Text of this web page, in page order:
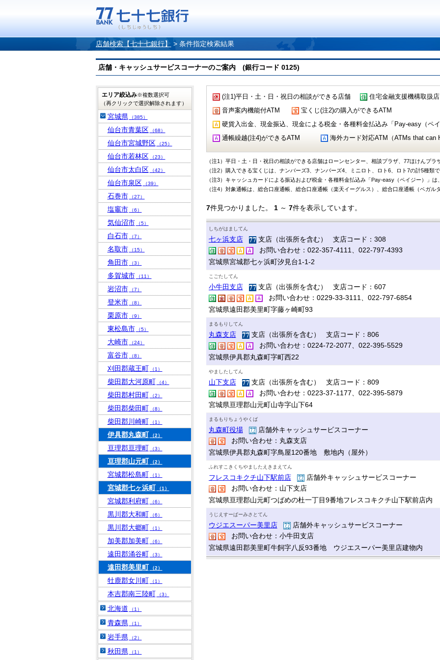
店舗検索【七十七銀行】 > 条件指定検索結果
店舗・キャッシュサービスコーナーのご案内 (銀行コード 0125)
(注1)平日・土・日・祝日の相談ができる店舗 住宅金融支援機構取扱店
音声案内機能付ATM
宝くじ(注2)の購入ができるATM
硬貨入出金、現金振込、現金による税金・各種料金払込み「Pay-easy（ペ
通帳繰越(注4)ができるATM
海外カード対応ATM（ATMs that can
（注1）平日・土・日・祝日の相談ができる店舗はローンセンター、相談プラザ、77ほけんプラ
（注2）購入できる宝くじは、ナンバーズ3、ナンバーズ4、ミニロト、ロト6、ロト7の計5種類で
（注3）キャッシュカードによる振込および税金・各種料金払込み「Pay-easy（ペイジー）」は
（注4）対象通帳は、総合口座通帳、総合口座通帳（楽天イーグルス）、総合口座通帳（ベガル
7件見つかりました。 1～ 7件を表示しています。
しちがはましてん
七ヶ浜支店
支店（出張所を含む） 支店コード：308
お問い合わせ：022-357-4111、022-797-4393
宮城県宮城郡七ヶ浜町汐見台1-1-2
こごたしてん
小牛田支店
支店（出張所を含む） 支店コード：607
お問い合わせ：0229-33-3111、022-797-6854
宮城県遠田郡美里町字藤ヶ崎町93
まるもりしてん
丸森支店
支店（出張所を含む） 支店コード：806
お問い合わせ：0224-72-2077、022-395-5529
宮城県伊具郡丸森町字町西22
やましたしてん
山下支店
支店（出張所を含む） 支店コード：809
お問い合わせ：0223-37-1177、022-395-5879
宮城県亘理郡山元町山寺字山下64
まるもりちょうやくば
丸森町役場
店舗外キャッシュサービスコーナー
お問い合わせ：丸森支店
宮城県伊具郡丸森町字鳥屋120番地 敷地内（屋外）
ふれすこきくちやましたえきまえてん
フレスコキクチ山下駅前店
店舗外キャッシュサービスコーナー
お問い合わせ：山下支店
宮城県亘理郡山元町つばめの杜一丁目9番地フレスコキクチ山下駅前店内
うじえすーぱーみさとてん
ウジエスーパー美里店
店舗外キャッシュサービスコーナー
お問い合わせ：小牛田支店
宮城県遠田郡美里町牛飼字八反93番地 ウジエスーパー美里店建物内
エリア絞込み※複数選択可
（再クリックで選択解除されます）
宮城県 （385）
仙台市青葉区 （68）
仙台市宮城野区 （25）
仙台市若林区 （23）
仙台市太白区 （42）
仙台市泉区 （39）
石巻市 （27）
塩竈市 （6）
気仙沼市 （5）
白石市 （7）
名取市 （15）
角田市 （3）
多賀城市 （11）
岩沼市 （7）
登米市 （8）
栗原市 （9）
東松島市 （5）
大崎市 （24）
富谷市 （8）
刈田郡蔵王町 （1）
柴田郡大河原町 （4）
柴田郡村田町 （2）
柴田郡柴田町 （8）
柴田郡川崎町 （1）
伊具郡丸森町 （2）
亘理郡亘理町 （3）
亘理郡山元町 （2）
宮城郡松島町 （1）
宮城郡七ヶ浜町 （1）
宮城郡利府町 （6）
黒川郡大和町 （6）
黒川郡大郷町 （1）
加美郡加美町 （6）
遠田郡涌谷町 （3）
遠田郡美里町 （2）
牡鹿郡女川町 （1）
本吉郡南三陸町 （3）
北海道 （1）
青森県 （1）
岩手県 （2）
秋田県 （1）